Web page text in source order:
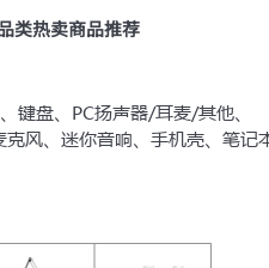
与极速开店服务商签订的
类热卖商品推荐
键盘、PC扬声器/耳麦/其他、
风、迷你音响、手机壳、笔记